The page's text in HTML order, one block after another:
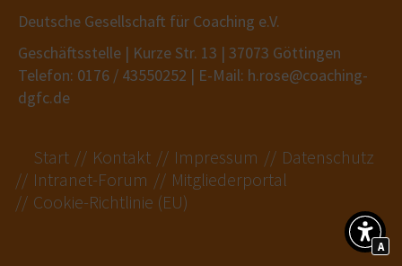
Deutsche Gesellschaft für Coaching e.V.
Geschäftsstelle | Kurze Str. 13 | 37073 Göttingen
Telefon: 0176 / 43550252 | E-Mail: h.rose@coaching-
dgfc.de
Start Kontakt Impressum
Datenschutz
Intranet-Forum
Mitgliederportal
Cookie-Richtlinie (EU)
A